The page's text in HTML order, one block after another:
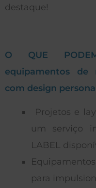
destaque!
O QUE
equipamentos de
com design
Projetos e
um serviço
LABEL
para